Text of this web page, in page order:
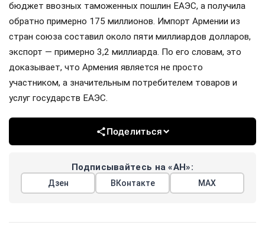
бюджет ввозных таможенных пошлин ЕАЭС, а получила
обратно примерно 175 миллионов. Импорт Армении из
стран союза составил около пяти миллиардов долларов,
экспорт — примерно 3,2 миллиарда. По его словам, это
доказывает, что Армения является не просто
участником, а значительным потребителем товаров и
услуг государств ЕАЭС.
Поделиться
Подписывайтесь на «АН»:
Дзен ВКонтакте МАХ